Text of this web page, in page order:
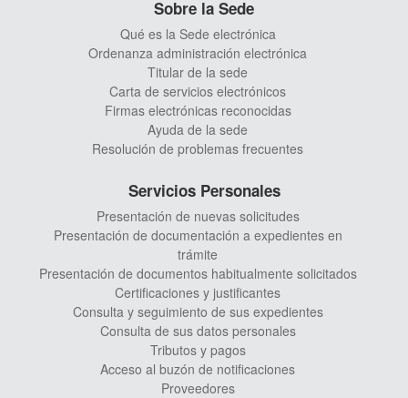
Sobre la Sede
Qué es la Sede electrónica
Ordenanza administración electrónica
Titular de la sede
Carta de servicios electrónicos
Firmas electrónicas reconocidas
Ayuda de la sede
Resolución de problemas frecuentes
Servicios Personales
Presentación de nuevas solicitudes
Presentación de documentación a expedientes en
trámite
Presentación de documentos habitualmente solicitados
Certificaciones y justificantes
Consulta y seguimiento de sus expedientes
Consulta de sus datos personales
Tributos y pagos
Acceso al buzón de notificaciones
Proveedores